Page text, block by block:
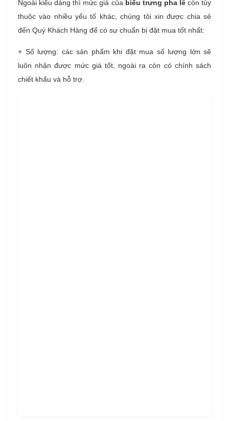
Ngoài kiểu dáng thì mức giá của biểu trưng pha lêcòn tùy
thuộc vào nhiều yếu tố khác, chúng tôi xin được chia sẻ
đến Quý Khách Hàng để có sự chuẩn bị đặt mua tốt nhất:
+ Số lượng: các sản phẩm khi đặt mua số lượng lớn sẽ
luôn nhận được mức giá tốt, ngoài ra còn có chính sách
chiết khấu và hỗ trợ.